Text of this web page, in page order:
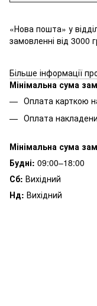
«Нова пошта» у
замовленні від 3000
Більше інформації
Мінімальна сума
Оплата карткою
Оплата
Мінімальна сума
Будні: 09:00–18:00
Сб: Вихідний
Нд: Вихідний